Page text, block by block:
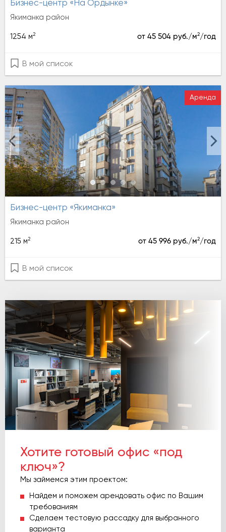
Бизнес-центр «На Ордынке»
Якиманка район
1254 м2 от 45 504 руб./м2/год
В мой список
Аренда
Бизнес-центр «Якиманка»
Якиманка район
215 м2 от 45 996 руб./м2/год
В мой список
Хотите готовый офис «под
ключ»?
Мы займемся этим проектом:
Найдем и поможем арендовать офис по Вашим
требованиям
Сделаем тестовую рассадку для выбранного
варианта